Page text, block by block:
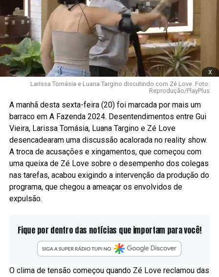
x
Larissa Tomásia e Luana Targino discutindo com Zé Love. Foto:
Reprodução/PlayPlus
A manhã desta sexta-feira (20) foi marcada por mais um
barraco em A Fazenda 2024. Desentendimentos entre Gui
Vieira, Larissa Tomásia, Luana Targino e Zé Love
desencadearam uma discussão acalorada no reality show.
A troca de acusações e xingamentos, que começou com
uma queixa de Zé Love sobre o desempenho dos colegas
nas tarefas, acabou exigindo a intervenção da produção do
programa, que chegou a ameaçar os envolvidos de
expulsão.
Fique por dentro das notícias que importam para você!
O clima de tensão começou quando Zé Love reclamou das